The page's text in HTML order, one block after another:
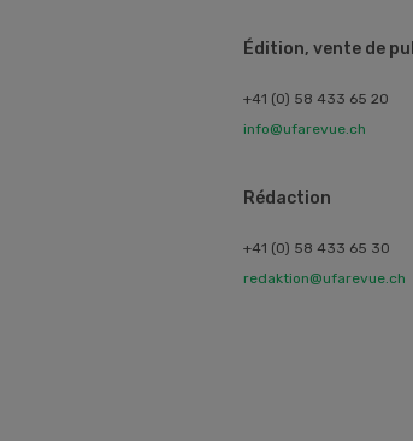
Édition, vente de
+41 (0) 58 433 65 20
info@ufarevue.ch
Rédaction
+41 (0) 58 433 65 30
redaktion@ufarevue.ch